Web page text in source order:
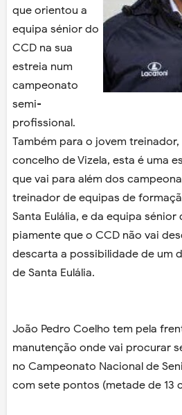
que orientou a
equipa sénior do
CCD na sua
estreia num
campeonato
semi-
profissional.
Também para o jovem
concelho de Vizela, esta é uma
que vai para além dos
treinador de equipas de
Santa Eulália, e da equipa
piamente que o CCD não vai
descarta a possibilidade de um
de Santa Eulália.
João Pedro Coelho tem pela
manutenção onde vai procurar
no Campeonato Nacional de
com sete pontos (metade de 13